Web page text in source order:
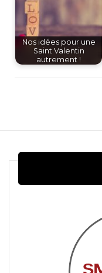
Nos idées pour une
Saint Valentin
autrement !